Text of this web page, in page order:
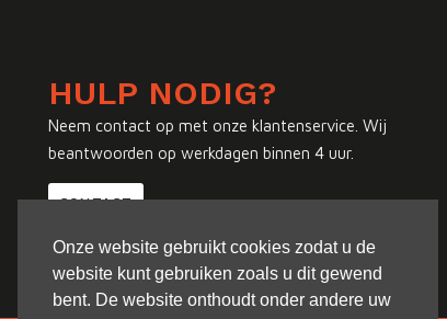
Onze website gebruikt cookies zodat u de
website kunt gebruiken zoals u dit gewend
bent. De website onthoudt onder andere uw
HULP NODIG?
Neem contact op met onze klantenservice. Wij
beantwoorden op werkdagen binnen 4 uur.
CONTACT